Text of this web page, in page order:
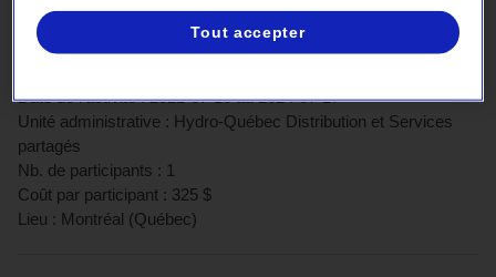
2 3 ...
Date de l'activité :2021-07-16 au 2024-07-17
Unité administrative : Hydro-Québec Distribution et Services
partagés
Nb. de participants : 1
Coût par participant : 325 $
Lieu : Montréal (Québec)
Tout accepter